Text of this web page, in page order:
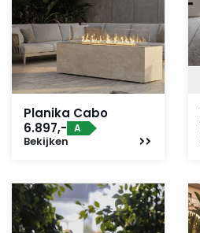
Planika Cabo
6.897,- A
Bekijken